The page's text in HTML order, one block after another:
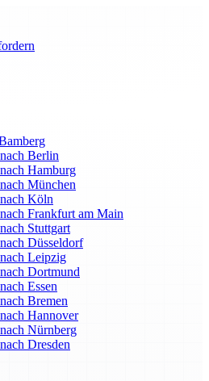
Berlin
Hamburg
München
Köln
Frankfurt am Main
Stuttgart
Düsseldorf
Leipzig
Dortmund
Essen
Bremen
Hannover
Nürnberg
Dresden